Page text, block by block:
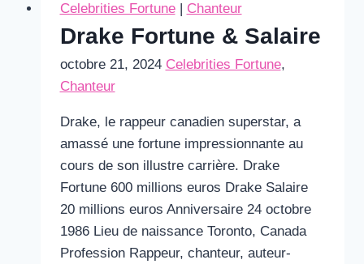
Celebrities Fortune| Chanteur
Drake Fortune & Salaire
octobre 21, 2024 Celebrities Fortune,
Chanteur
Drake, le rappeur canadien superstar, a
amassé une fortune impressionnante au
cours de son illustre carrière. Drake
Fortune 600 millions euros Drake Salaire
20 millions euros Anniversaire 24 octobre
1986 Lieu de naissance Toronto, Canada
Profession Rappeur, chanteur, auteur-